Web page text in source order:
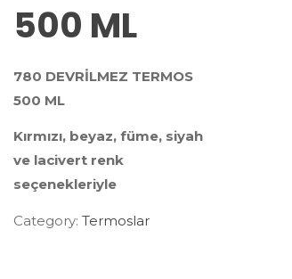
500 ML
780 DEVRİLMEZ TERMOS
500 ML
Kırmızı, beyaz, füme, siyah
ve lacivert renk
seçenekleriyle
Category:Termoslar